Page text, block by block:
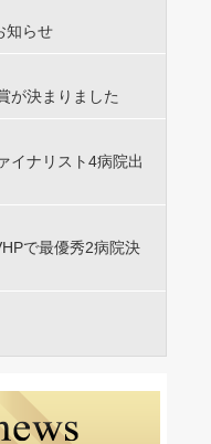
知らせ
が決まりました
イナリスト4病院出
で最優秀2病院決